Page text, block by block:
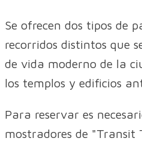
Se ofrecen dos tipos de
recorridos distintos que
de vida moderno de la
los templos y edificios
Para reservar es
mostradores de